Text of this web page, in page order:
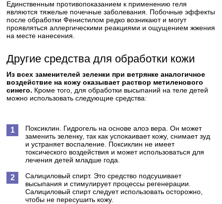
Единственным противопоказанием к применению геля
являются тяжелые почечные заболевания. Побочные эффекты
после обработки Фенистилом редко возникают и могут
проявляться аллергическими реакциями и ощущением жжения
на месте нанесения.
Другие средства для обработки кожи
Из всех заменителей зеленки при ветрянке аналогичное
воздействие на кожу оказывает раствор метиленового
синего. Кроме того, для обработки высыпаний на теле детей
можно использовать следующие средства:
Поксиклин.
Гидрогель на основе алоэ вера. Он может
заменить зеленку, так как успокаивает кожу, снимает зуд
и устраняет воспаление. Поксиклин не имеет
токсического воздействия и может использоваться для
лечения детей младше года.
Салициловый спирт. Это средство подсушивает
высыпания и стимулирует процессы регенерации.
Салициловый спирт следует использовать осторожно,
чтобы не пересушить кожу.